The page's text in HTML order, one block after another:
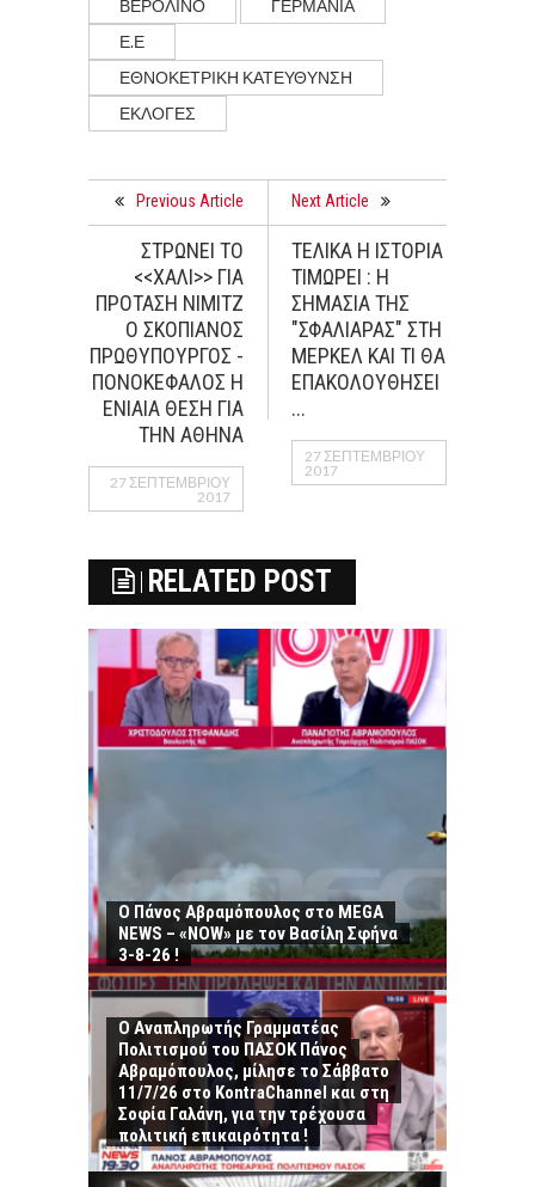
ΒΕΡΟΛΙΝΟ
ΓΕΡΜΑΝΙΑ
Ε.Ε
ΕΘΝΟΚΕΤΡΙΚΗ ΚΑΤΕΥΘΥΝΣΗ
ΕΚΛΟΓΈΣ
Previous Article
ΣΤΡΩΝΕΙ ΤΟ
<<ΧΑΛΙ>> ΓΙΑ
ΠΡΟΤΑΣΗ ΝΙΜΙΤΖ
Ο ΣΚΟΠΙΑΝΟΣ
ΠΡΩΘΥΠΟΥΡΓΟΣ -
ΠΟΝΟΚΕΦΑΛΟΣ Η
ΕΝΙΑΙΑ ΘΕΣΗ ΓΙΑ
ΤΗΝ ΑΘΗΝΑ
27 ΣΕΠΤΕΜΒΡΊΟΥ
2017
Next Article
ΤΕΛΙΚΑ Η ΙΣΤΟΡΙΑ
ΤΙΜΩΡΕΙ : H
ΣΗΜΑΣΙΑ ΤΗΣ
"ΣΦΑΛΙΑΡΑΣ" ΣΤΗ
ΜΕΡΚΕΛ ΚΑΙ ΤΙ ΘΑ
ΕΠΑΚΟΛΟΥΘΗΣΕΙ
...
27 ΣΕΠΤΕΜΒΡΊΟΥ
2017
RELATED POST
Ο Πάνος Αβραμόπουλος στο MEGA
NEWS – «NOW» με τον Βασίλη Σφήνα
3-8-26 !
Ο Αναπληρωτής Γραμματέας
Πολιτισμού του ΠΑΣΟΚ Πάνος
Αβραμόπουλος, μίλησε το Σάββατο
11/7/26 στο KontraChannel και στη
Σοφία Γαλάνη, για την τρέχουσα
πολιτική επικαιρότητα !